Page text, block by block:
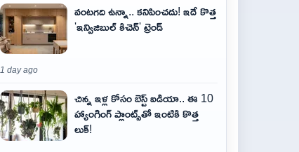
వంటగది ఉన్నా.. కనిపించదు! ఇదే కొత్త
'ఇన్విజిబుల్ కిచెన్' ట్రెండ్
1 day ago
చిన్న ఇళ్ల కోసం బెస్ట్ ఐడియా.. ఈ 10
హ్యాంగింగ్ ప్లాంట్స్‌తో ఇంటికి కొత్త
లుక్!